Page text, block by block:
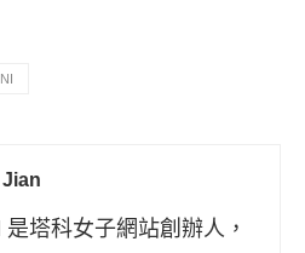
Jian
是塔科女子網站創辦人，